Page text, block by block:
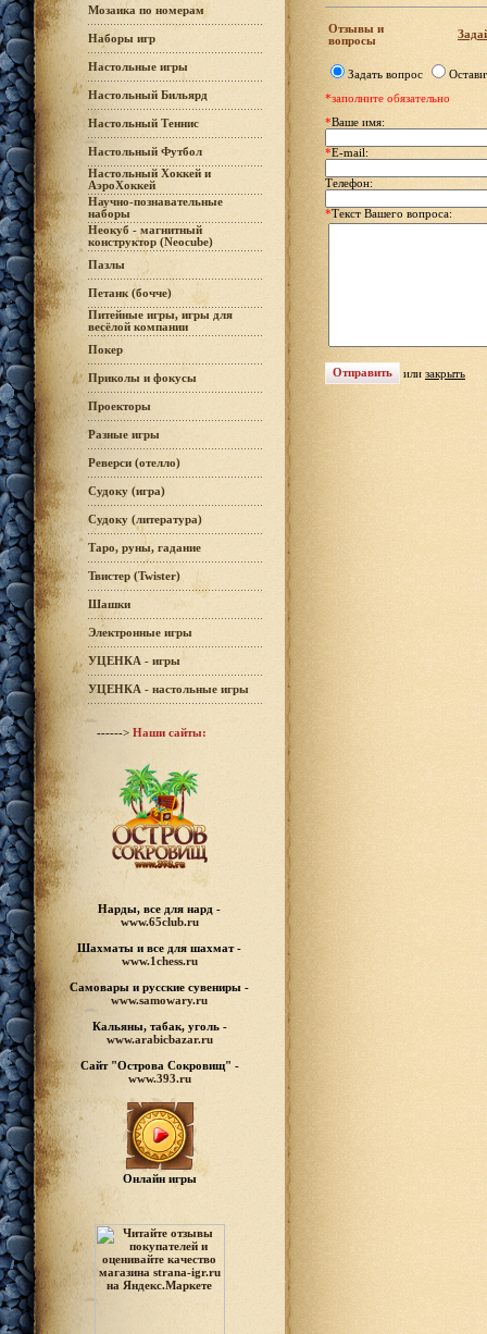
Мозаика по номерам
Наборы игр
Настольные игры
Настольный Бильярд
Настольный Теннис
Настольный Футбол
Настольный Хоккей и
АэроХоккей
Научно-познавательные
наборы
Неокуб - магнитный
конструктор (Neocube)
Пазлы
Петанк (бочче)
Питейные игры, игры для
весёлой компании
Покер
Приколы и фокусы
Проекторы
Разные игры
Реверси (отелло)
Судоку (игра)
Судоку (литература)
Таро, руны, гадание
Твистер (Twister)
Шашки
Электронные игры
УЦЕНКА - игры
УЦЕНКА - настольные игры
------> Наши сайты:
Нарды, все для нард -
www.65club.ru
Шахматы и все для шахмат -
www.1chess.ru
Самовары и русские сувениры -
www.samowary.ru
Кальяны, табак, уголь -
www.arabicbazar.ru
Сайт "Острова Сокровищ" -
www.393.ru
Онлайн игры
Отзывы и
вопросы
Задать вопрос
*заполните обязательно
*Ваше имя:
*E-mail:
Телефон:
*Текст Вашего вопроса:
или закрыть